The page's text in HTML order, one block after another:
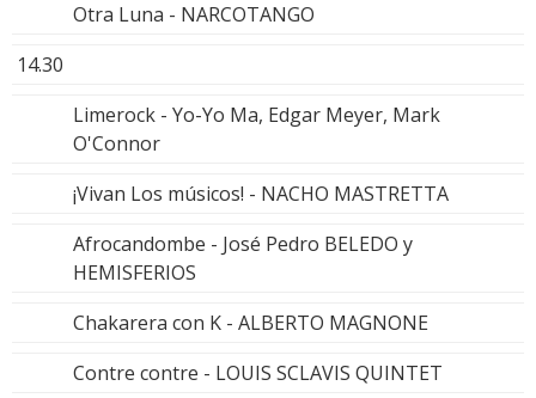
Otra Luna - NARCOTANGO
14.30
Limerock - Yo-Yo Ma, Edgar Meyer, Mark
O'Connor
¡Vivan Los músicos! - NACHO MASTRETTA
Afrocandombe - José Pedro BELEDO y
HEMISFERIOS
Chakarera con K - ALBERTO MAGNONE
Contre contre - LOUIS SCLAVIS QUINTET